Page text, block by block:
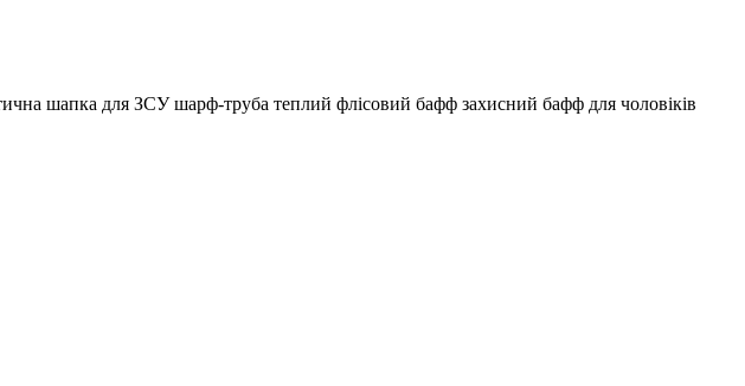
шапка для ЗСУ шарф-труба теплий флісовий бафф захисний бафф для чоловіків